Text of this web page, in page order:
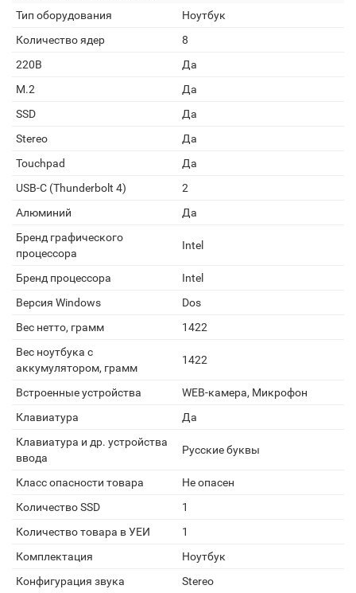
Тип оборудования
Ноутбук
Количество ядер
8
220В
Да
M.2
Да
SSD
Да
Stereo
Да
Touchpad
Да
USB-C (Thunderbolt 4)
2
Алюминий
Да
Бренд графического
процессора
Intel
Бренд процессора
Intel
Версия Windows
Dos
Вес нетто, грамм
1422
Вес ноутбука с
аккумулятором, грамм
1422
Встроенные устройства
WEB-камера, Микрофон
Клавиатура
Да
Клавиатура и др. устройства
ввода
Русские буквы
Класс опасности товара
Не опасен
Количество SSD
1
Количество товара в УЕИ
1
Комплектация
Ноутбук
Конфигурация звука
Stereo